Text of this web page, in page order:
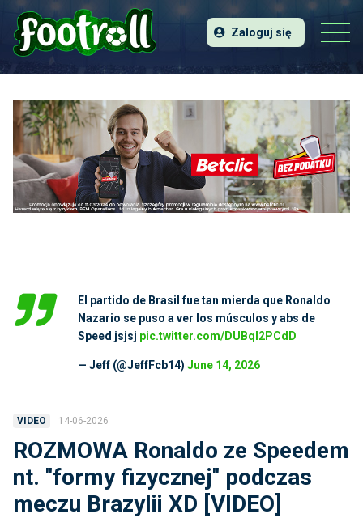
Zaloguj się
El partido de Brasil fue tan mierda que Ronaldo
Nazario se puso a ver los músculos y abs de
Speed jsjsj pic.twitter.com/DUBqI2PCdD
— Jeff (@JeffFcb14) June 14, 2026
VIDEO 14-06-2026
ROZMOWA Ronaldo ze Speedem
nt. ''formy fizycznej'' podczas
meczu Brazylii XD [VIDEO]